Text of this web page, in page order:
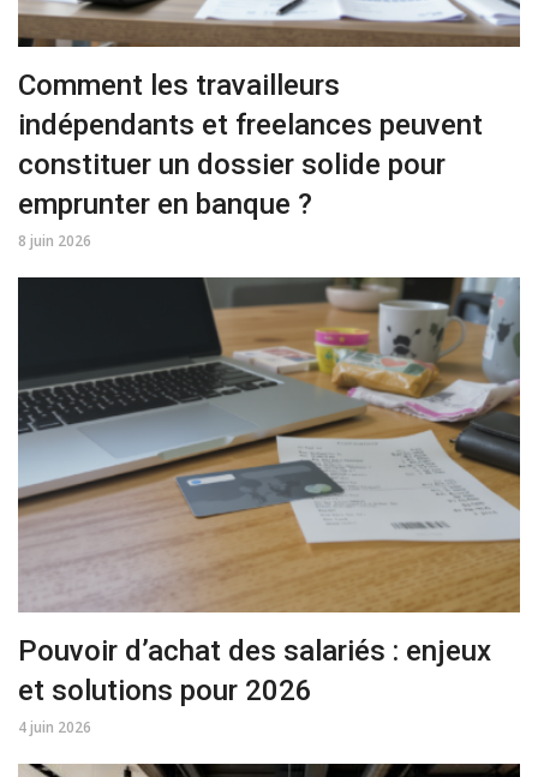
Comment les travailleurs
indépendants et freelances peuvent
constituer un dossier solide pour
emprunter en banque ?
8 juin 2026
Pouvoir d’achat des salariés : enjeux
et solutions pour 2026
4 juin 2026